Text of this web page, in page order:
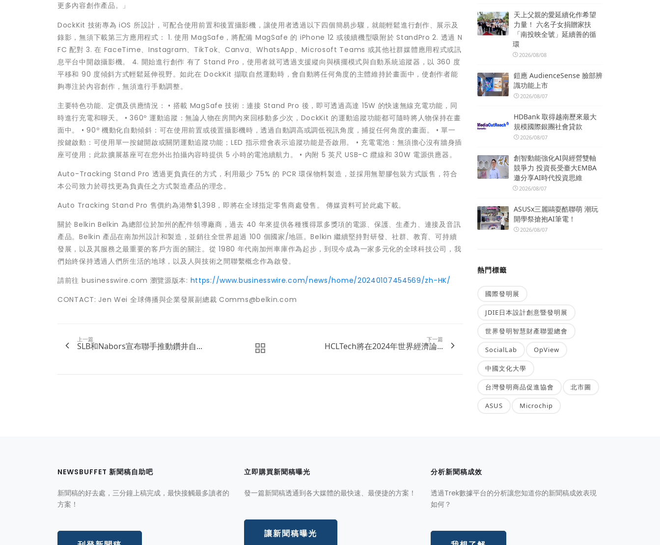
更多內容創作產品。」
DockKit 技術專為 iOS 所設計，可配合使用前置和後置攝影機，讓使用者透過以下四個簡易步驟，就能輕鬆進行創作、展示及
錄影，無須下載第三方應用程式： 1. 使用 MagSafe，將配備 MagSafe 的 iPhone 12 或後續機型吸附於 StandPro 2. 透過 N
FC 配對 3. 在 FaceTime、Instagram、TikTok、Canva、WhatsApp、Microsoft Teams 或其他社群媒體應用程式或訊
息平台中開啟攝影機。 4. 開始進行創作 有了 Stand Pro，使用者就可透過支援縱向與橫擺模式與自動系統追蹤器，以 360 度
平移和 90 度傾斜方式輕鬆延伸視野。如此在 DockKit 擷取自然運動時，會自動將任何角度的主體維持於畫面中，使創作者能
夠專注於內容創作，無須進行手動調整。
主要特色功能、定價及供應情況： • 搭載 MagSafe 技術：連接 Stand Pro 後，即可透過高達 15W 的快速無線充電功能，同
時進行充電和聊天。 • 360º 運動追蹤：無論人物在房間內來回移動多少次，DockKit 的運動追蹤功能都可隨時將人物保持在畫
面中。 • 90º 機動化自動傾斜：可在使用前置或後置攝影機時，透過自動調高或調低視訊角度，捕捉任何角度的畫面。 • 單一
按鍵啟動：可使用單一按鍵開啟或關閉運動追蹤功能；LED 指示燈會表示追蹤功能是否啟用。 • 充電電池：無須擔心沒有牆身插
座可使用；此款擴展基座可在您外出拍攝內容時提供 5 小時的電池續航力。 • 內附 5 英尺 USB-C 纜線和 30W 電源供應器。
Auto-Tracking Stand Pro 透過更負責任的方式，利用最少 75% 的 PCR 環保物料製造，並採用無塑膠包裝方式販售，符合
本公司致力於尋找更為負責任之方式製造產品的理念。
Auto Tracking Stand Pro 售價約為港幣$1,398，即將在全球指定零售商處發售。 傳媒資料可於此處下載。
關於 Belkin Belkin 為總部位於加州的配件領導廠商，過去 40 年來提供各種獲得眾多獎項的電源、保護、生產力、連接及音訊
產品。Belkin 產品在南加州設計和製造，並銷往全世界超過 100 個國家/地區。Belkin 繼續堅持對研發、社群、教育、可持續
發展，以及其服務之最重要的客戶方面的關注。從 1980 年代南加州車庫作為起步，到現今成為一家多元化的全球科技公司，我
們始終保持透過人們所生活的地球，以及人與技術之間聯繫概念作為啟發。
請前往 businesswire.com 瀏覽源版本: https://www.businesswire.com/news/home/20240107454569/zh-HK/
CONTACT: Jen Wei 全球傳播與企業發展副總裁 Comms@belkin.com
上一篇
SLB和Nabors宣布聯手推動鑽井自...
下一篇
HCLTech將在2024年世界經濟論...
天上父親的愛延續化作希望
力量！ 六名子女捐贈家扶
「南投映全號」延續善的循
環
2026/08/08
鎧應 AudienceSense 臉部辨
識功能上市
2026/08/07
HDBank 取得越南歷來最大
規模國際銀團社會貸款
2026/08/07
創智動能強化AI與經營雙軸
競爭力 投資長受臺大EMBA
邀分享AI時代投資思維
2026/08/07
ASUSx三麗鷗耍酷聯萌 潮玩
開學祭搶抱AI筆電！
2026/08/07
熱門標籤
國際發明展
JDIE日本設計創意暨發明展
世界發明智慧財產聯盟總會
SocialLab OpView
中國文化大學
台灣發明商品促進協會 北市圖
ASUS Microchip
NEWSBUFFET 新聞稿自助吧
新聞稿的好去處，三分鐘上稿完成，最快接觸最多讀者的
方案！
立即購買新聞稿曝光
發一篇新聞稿透通到各大媒體的最快速、最便捷的方案！
讓新聞稿曝光
分析新聞稿成效
透過Trek數據平台的分析讓您知道你的新聞稿成效表現
如何？